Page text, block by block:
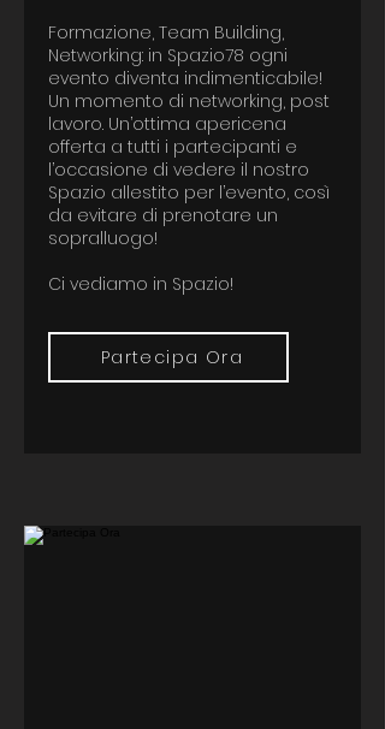
Formazione, Team Building,
Networking: in Spazio78 ogni
evento diventa indimenticabile!
Un momento di networking, post
lavoro. Un’ottima apericena
offerta a tutti i partecipanti e
l’occasione di vedere il nostro
Spazio allestito per l’evento, così
da evitare di prenotare un
sopralluogo!
Ci vediamo in Spazio!
Partecipa Ora